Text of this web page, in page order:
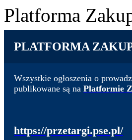
Platforma
PLATFORMA
Wszystkie ogłoszenia o
publikowane są na Platformie
https://przetargi.pse.pl/